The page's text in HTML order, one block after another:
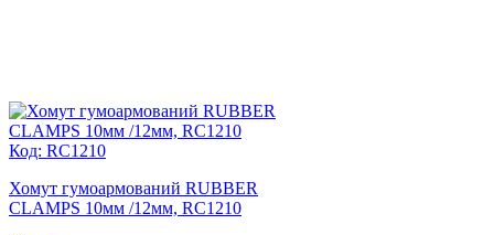
Код: RC1210
Хомут гумоармований RUBBER
CLAMPS 10мм /12мм, RC1210